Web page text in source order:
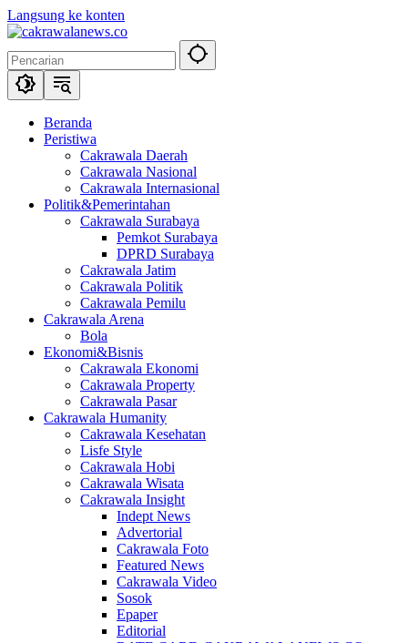
Langsung ke konten
Beranda
Peristiwa
Cakrawala Daerah
Cakrawala Nasional
Cakrawala Internasional
Politik&Pemerintahan
Cakrawala Surabaya
Pemkot Surabaya
DPRD Surabaya
Cakrawala Jatim
Cakrawala Politik
Cakrawala Pemilu
Cakrawala Arena
Bola
Ekonomi&Bisnis
Cakrawala Ekonomi
Cakrawala Property
Cakrawala Pasar
Cakrawala Humanity
Cakrawala Kesehatan
Lisfe Style
Cakrawala Hobi
Cakrawala Wisata
Cakrawala Insight
Indept News
Advertorial
Cakrawala Foto
Featured News
Cakrawala Video
Sosok
Epaper
Editorial